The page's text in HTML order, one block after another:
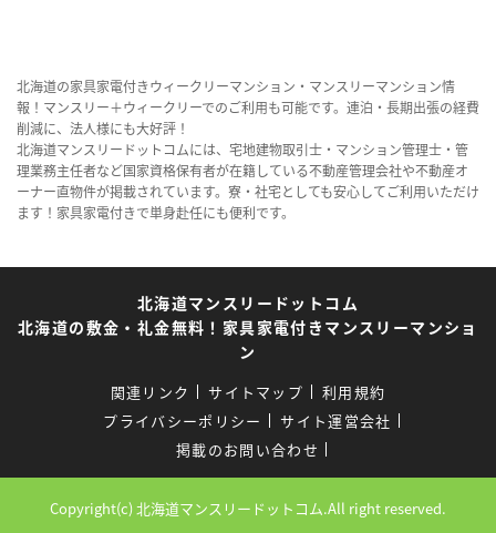
北海道の家具家電付きウィークリーマンション・マンスリーマンション情
報！マンスリー＋ウィークリーでのご利用も可能です。連泊・長期出張の経費
削減に、法人様にも大好評！
北海道マンスリードットコムには、宅地建物取引士・マンション管理士・管
理業務主任者など国家資格保有者が在籍している不動産管理会社や不動産オ
ーナー直物件が掲載されています。寮・社宅としても安心してご利用いただけ
ます！家具家電付きで単身赴任にも便利です。
北海道マンスリードットコム
北海道の敷金・礼金無料！家具家電付きマンスリーマンショ
ン
関連リンク サイトマップ
利用規約
プライバシーポリシー
サイト運営会社
掲載のお問い合わせ
Copyright(c) 北海道マンスリードットコム.All right reserved.